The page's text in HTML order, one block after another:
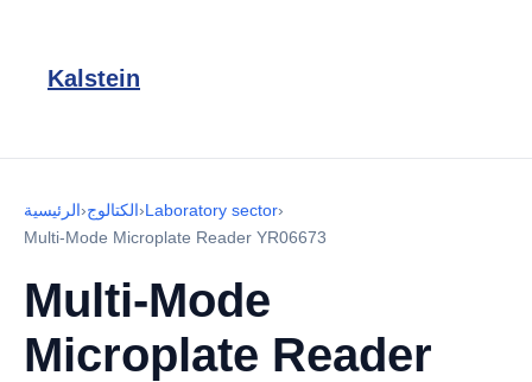
Kalstein
الرئيسية›الكتالوج›Laboratory sector›
Multi-Mode Microplate Reader YR06673
Multi-Mode
Microplate Reader